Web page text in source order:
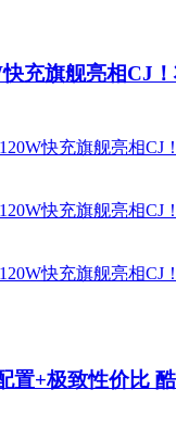
充旗舰亮相CJ
置+极致性价比